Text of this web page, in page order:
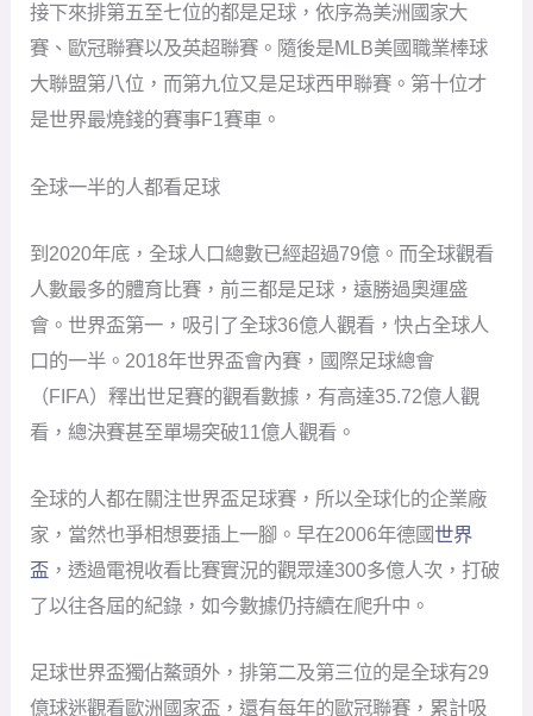
接下來排第五至七位的都是足球，依序為美洲國家大
賽、歐冠聯賽以及英超聯賽。隨後是MLB美國職業棒球
大聯盟第八位，而第九位又是足球西甲聯賽。第十位才
是世界最燒錢的賽事F1賽車。
全球一半的人都看足球
到2020年底，全球人口總數已經超過79億。而全球觀看
人數最多的體育比賽，前三都是足球，遠勝過奧運盛
會。世界盃第一，吸引了全球36億人觀看，快占全球人
口的一半。2018年世界盃會內賽，國際足球總會
（FIFA）釋出世足賽的觀看數據，有高達35.72億人觀
看，總決賽甚至單場突破11億人觀看。
全球的人都在關注世界盃足球賽，所以全球化的企業廠
家，當然也爭相想要插上一腳。早在2006年德國世界
盃 ，透過電視收看比賽實況的觀眾達300多億人次，打破
了以往各屆的紀錄，如今數據仍持續在爬升中。
足球世界盃獨佔鰲頭外，排第二及第三位的是全球有29
億球迷觀看歐洲國家盃，還有每年的歐冠聯賽，累計吸